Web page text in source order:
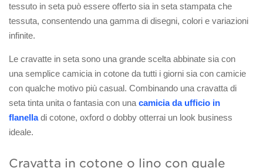
tessuto in seta può essere offerto sia in seta stampata che
tessuta, consentendo una gamma di disegni, colori e variazioni
infinite.
Le cravatte in seta sono una grande scelta abbinate sia con
una semplice camicia in cotone da tutti i giorni sia con camicie
con qualche motivo più casual. Combinando una cravatta di
seta tinta unita o fantasia con una camicia da ufficio in
flanelladi cotone, oxford o dobby otterrai un look business
ideale.
Cravatta in cotone o lino con quale